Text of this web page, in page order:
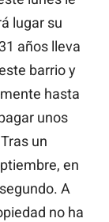
lugar su
años lleva
barrio y
hasta
unos
un
en
A
no ha